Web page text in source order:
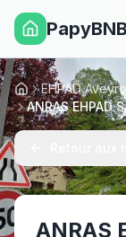
PapyBNB
AccueilEHPAD
ANRAS EHPAD
ANRAS